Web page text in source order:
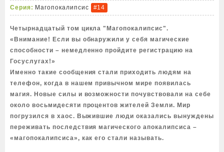
Серия: Магопокалипсис #14
Четырнадцатый том цикла "Магопокалипсис".
«Внимание! Если вы обнаружили у себя магические
способности – немедленно пройдите регистрацию на
Госуслугах!»
Именно такие сообщения стали приходить людям на
телефон, когда в нашем привычном мире появилась
магия. Новые силы и возможности почувствовали на себе
около восьмидесяти процентов жителей Земли. Мир
погрузился в хаос. Выжившие люди оказались вынуждены
переживать последствия магического апокалипсиса –
«магопокалипсиса», как его стали называть.